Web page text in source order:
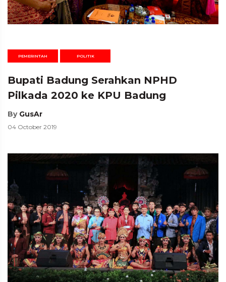
PEMERINTAH POLITIK
Bupati Badung Serahkan NPHD
Pilkada 2020 ke KPU Badung
By GusAr
04 October 2019